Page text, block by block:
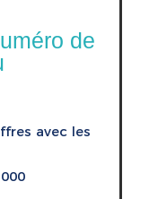
de
avec les